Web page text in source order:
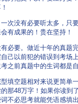
没有必要听太多，只
有成果的！贵在坚持！
要。做近十年的真题
己以前犯的错误到考场
之前真题中的生词都是自
空题相对来说更简单
那48万字！如果你读到
不必思考就能凭语感填